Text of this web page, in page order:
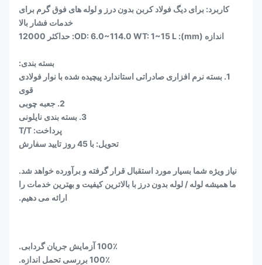
کاربرد: برای دیگ فولاد کربن بدون درز و لوله های فوق گرم برای
خدمات فشار بالا
اندازه (mm): OD: 6.0~114.0 WT: 1~15 L: حداکثر 12000
بسته بندی:
1. بسته نرم افزاری صادراتی استاندارد پیچیده شده با نوار فولادی
قوی
2. جعبه چوبی
3. بسته بندی نایلونی
پرداخت: T/T
تحویل: با 45 روز تایید سفارش
نیاز ویژه شما بسیار مورد استقبال قرار گرفته و برآورده خواهد شد.
ما همیشه لوله / لوله بدون درز با بالاترین کیفیت و بهترین خدمات را
ارائه می دهیم.
100٪ آزمایش جریان گردابی.
100٪ بررسی تحمل اندازه.